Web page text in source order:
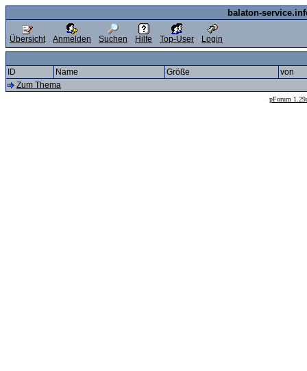
balaton-
Übersicht Anmelden Suchen Hilfe Top-User Login
ID Name Größe
von
Zum Thema
pForum